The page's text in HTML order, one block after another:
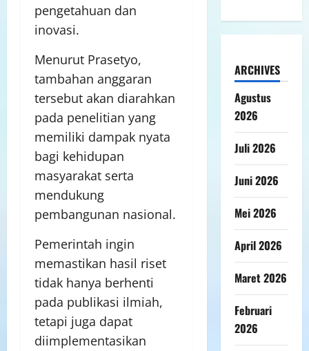
pengetahuan dan
inovasi.
Menurut Prasetyo,
tambahan anggaran
tersebut akan diarahkan
pada penelitian yang
memiliki dampak nyata
bagi kehidupan
masyarakat serta
mendukung
pembangunan nasional.
Pemerintah ingin
memastikan hasil riset
tidak hanya berhenti
pada publikasi ilmiah,
tetapi juga dapat
diimplementasikan
ARCHIVES
Agustus
2026
Juli 2026
Juni 2026
Mei 2026
April 2026
Maret 2026
Februari
2026